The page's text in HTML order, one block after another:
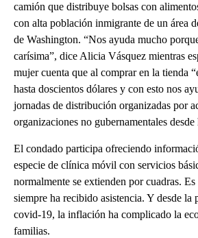
camión que distribuye bolsas con
con alta población inmigrante de un área
de Washington. “Nos ayuda mucho
carísima”, dice Alicia Vásquez mientras
mujer cuenta que al comprar en la tienda
hasta doscientos dólares y con esto nos
jornadas de distribución organizadas por
organizaciones no gubernamentales desde
El condado participa ofreciendo
especie de clínica móvil con servicios
normalmente se extienden por cuadras.
siempre ha recibido asistencia. Y desde la
covid-19, la inflación ha complicado la
familias.